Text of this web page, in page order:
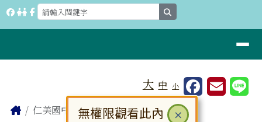
跳至主內容區
桃園市立仁美國中
⏸
大 中 小
主內容區域
Home
仁美國中
頁尾區域 × 關閉
無權限觀看此內